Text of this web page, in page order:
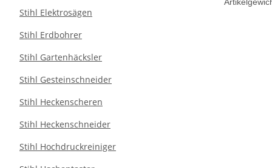
Stihl Elektrosägen
Stihl Erdbohrer
Stihl Gartenhäcksler
Stihl Gesteinschneider
Stihl Heckenscheren
Stihl Heckenschneider
Stihl Hochdruckreiniger